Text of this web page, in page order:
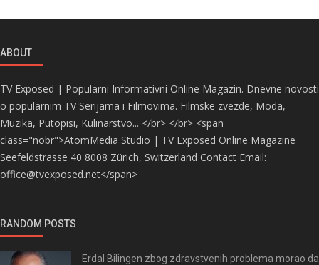
ABOUT
TV Exposed | Popularni Informativni Online Magazin. Dnevne novosti
o popularnim TV Serijama i Filmovima. Filmske zvezde, Moda,
Muzika, Putopisi, Kulinarstvo... </br> </br> <span
class="nobr">AtomMedia Studio | TV Exposed Online Magazine
Seefeldstrasse 40 8008 Zürich, Switzerland Contact Email:
office@tvexposed.net</span>
RANDOM POSTS
Erdal Bilingen zbog zdravstvenih problema morao da